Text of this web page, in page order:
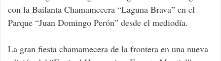
con la Bailanta Chamamecera “Laguna Brava” en el
Parque “Juan Domingo Perón” desde el mediodía.
La gran fiesta chamamecera de la frontera en una nueva